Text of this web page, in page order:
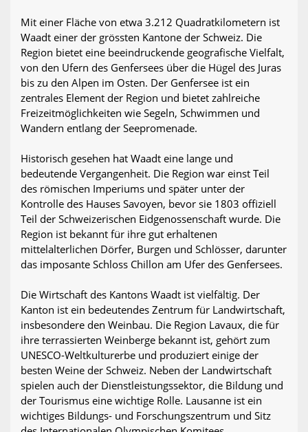
Mit einer Fläche von etwa 3.212 Quadratkilometern ist
Waadt einer der grössten Kantone der Schweiz. Die
Region bietet eine beeindruckende geografische Vielfalt,
von den Ufern des Genfersees über die Hügel des Juras
bis zu den Alpen im Osten. Der Genfersee ist ein
zentrales Element der Region und bietet zahlreiche
Freizeitmöglichkeiten wie Segeln, Schwimmen und
Wandern entlang der Seepromenade.
Historisch gesehen hat Waadt eine lange und
bedeutende Vergangenheit. Die Region war einst Teil
des römischen Imperiums und später unter der
Kontrolle des Hauses Savoyen, bevor sie 1803 offiziell
Teil der Schweizerischen Eidgenossenschaft wurde. Die
Region ist bekannt für ihre gut erhaltenen
mittelalterlichen Dörfer, Burgen und Schlösser, darunter
das imposante Schloss Chillon am Ufer des Genfersees.
Die Wirtschaft des Kantons Waadt ist vielfältig. Der
Kanton ist ein bedeutendes Zentrum für Landwirtschaft,
insbesondere den Weinbau. Die Region Lavaux, die für
ihre terrassierten Weinberge bekannt ist, gehört zum
UNESCO-Weltkulturerbe und produziert einige der
besten Weine der Schweiz. Neben der Landwirtschaft
spielen auch der Dienstleistungssektor, die Bildung und
der Tourismus eine wichtige Rolle. Lausanne ist ein
wichtiges Bildungs- und Forschungszentrum und Sitz